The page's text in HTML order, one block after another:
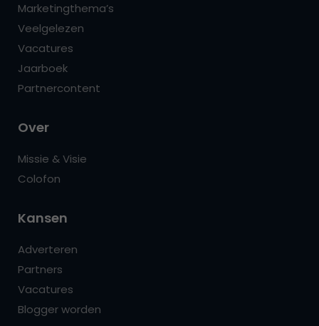
Marketingthema’s
Veelgelezen
Vacatures
Jaarboek
Partnercontent
Over
Missie & Visie
Colofon
Kansen
Adverteren
Partners
Vacatures
Blogger worden